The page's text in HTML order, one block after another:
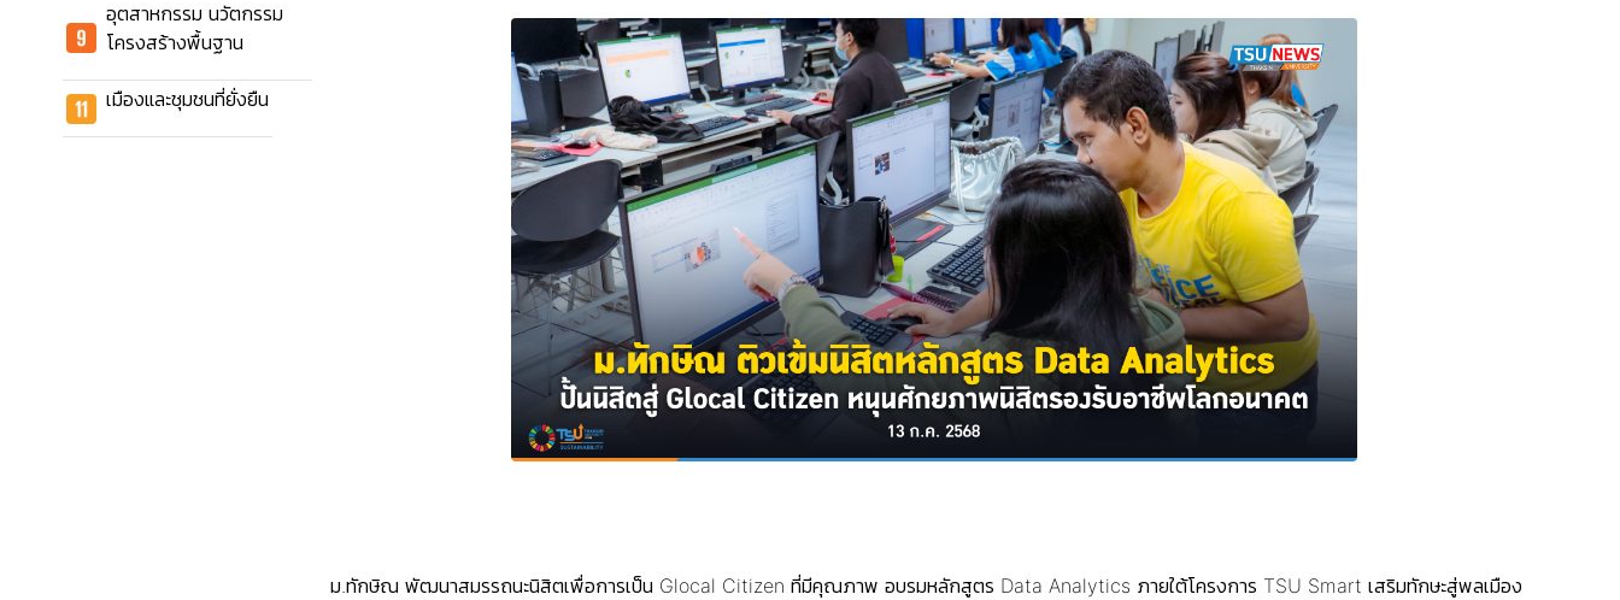
อุตสาหกรรม นวัตกรรม
โครงสร้างพื้นฐาน
เมืองและชุมชนที่ยั่งยืน
ม.ทักษิณ พัฒนาสมรรถนะนิสิตเพื่อการเป็น Glocal Citizen ที่มีคุณภาพ อบรมหลักสูตร Data Analytics ภายใต้โครงการ TSU Smart เสริมทักษะสู่พลเมือง